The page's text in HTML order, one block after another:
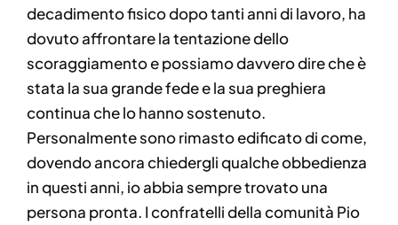
decadimento fisico dopo tanti anni di lavoro, ha
dovuto affrontare la tentazione dello
scoraggiamento e possiamo davvero dire che è
stata la sua grande fede e la sua preghiera
continua che lo hanno sostenuto.
Personalmente sono rimasto edificato di come,
dovendo ancora chiedergli qualche obbedienza
in questi anni, io abbia sempre trovato una
persona pronta. I confratelli della comunità Pio